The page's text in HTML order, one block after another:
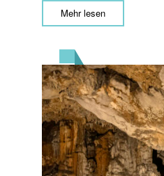
Mehr lesen